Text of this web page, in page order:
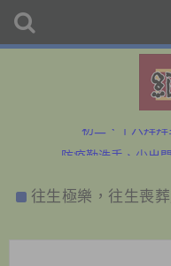
防疫勤洗手、少出
往生極樂，往生喪